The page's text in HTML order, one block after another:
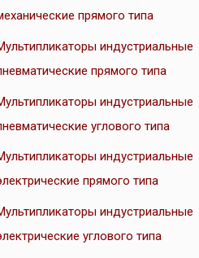
прямого типа
индустриальные
прямого типа
индустриальные
углового типа
индустриальные
прямого типа
индустриальные
углового типа